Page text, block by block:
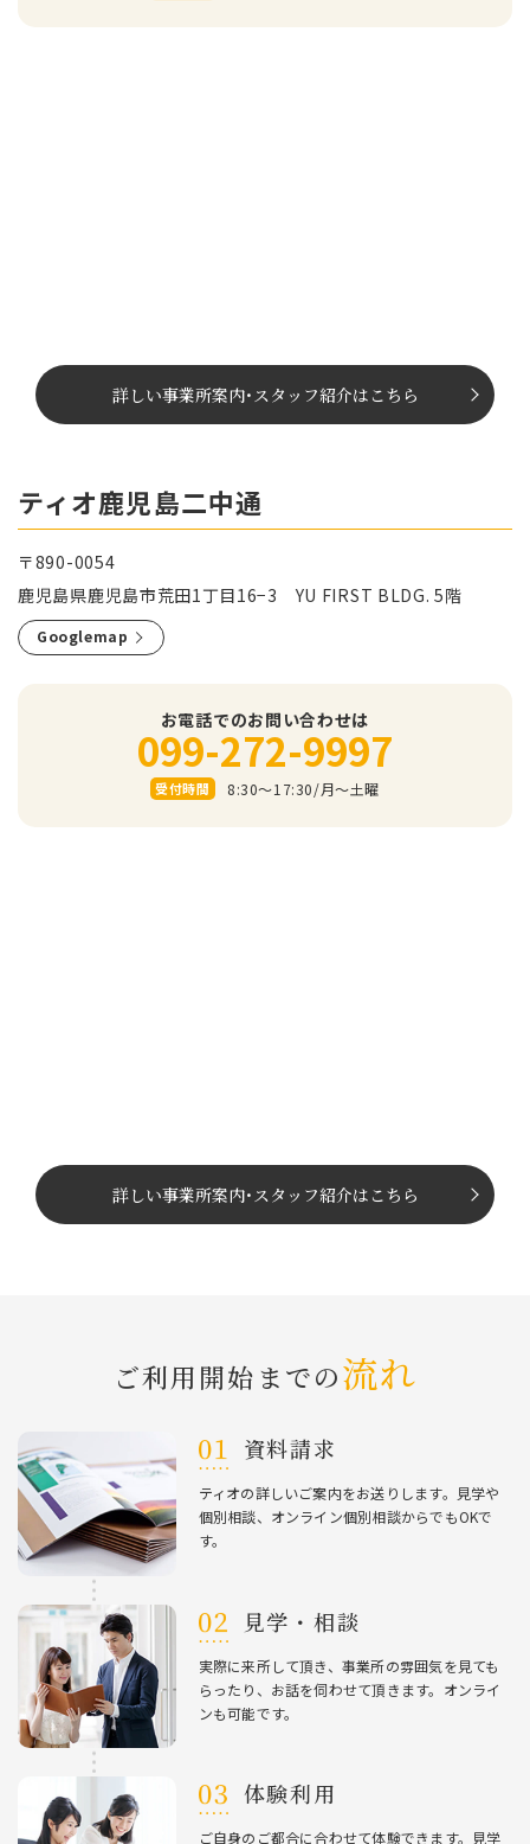
詳しい事業所案内･ スタッフ紹介はこちら
ティオ鹿児島二中通
〒890-0054
鹿児島県鹿児島市荒田1丁目16−3 YU FIRST BLDG. 5階
Googlemap
お電話でのお問い合わせは
099-272-9997
受付時間 8:30～17:30/⽉〜⼟曜
詳しい事業所案内･スタッフ紹介はこちら
ご利⽤開始までの流れ
資料請求
ティオの詳しいご案内をお送りします。⾒学や
個別相談、オンライン個別相談からでもOKで
す。
⾒学・相談
実際に来所して頂き、事業所の雰囲気を⾒ても
らったり、お話を伺わせて頂きます。オンライ
ンも可能です。
体験利⽤
ご⾃⾝のご都合に合わせて体験できます。⾒学